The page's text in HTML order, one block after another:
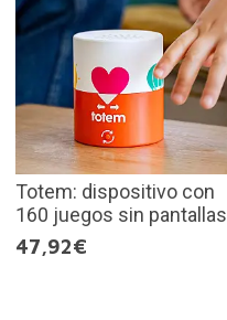
Totem: dispositivo con
160 juegos sin pantallas
47,92€